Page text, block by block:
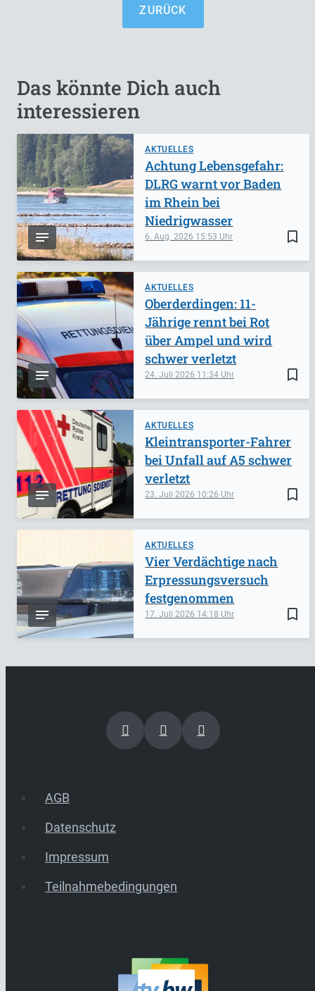
ZURÜCK
Das könnte Dich auch
interessieren
AKTUELLES
bookmark_border
6. Aug. 2026 15:53
Achtung Lebensgefahr:
DLRG warnt vor Baden
im Rhein bei
Niedrigwasser
AKTUELLES
bookmark_border
24. Juli 2026 11:34
Oberderdingen: 11-
Jährige rennt bei Rot
über Ampel und wird
schwer verletzt
AKTUELLES
bookmark_border
23. Juli 2026 10:26
Kleintransporter-Fahrer
bei Unfall auf A5 schwer
verletzt
AKTUELLES
bookmark_border
17. Juli 2026 14:18
Vier Verdächtige nach
Erpressungsversuch
festgenommen
AGB
Datenschutz
Impressum
Teilnahmebedingungen